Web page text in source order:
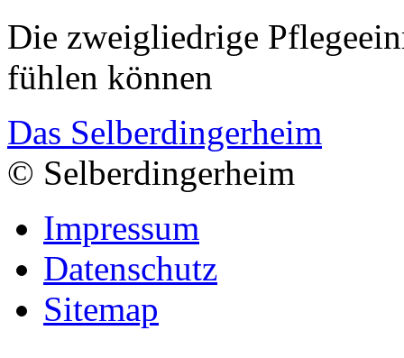
Die zweigliedrige
fühlen können
Das Selberdingerheim
© Selberdingerheim
Impressum
Datenschutz
Sitemap